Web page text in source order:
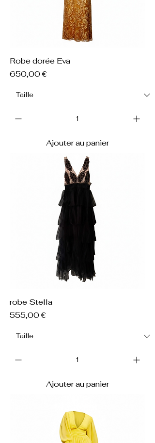
Robe dorée Eva
Prix
650,00 €
Ajouter au panier
robe Stella
Prix
555,00 €
Ajouter au panier